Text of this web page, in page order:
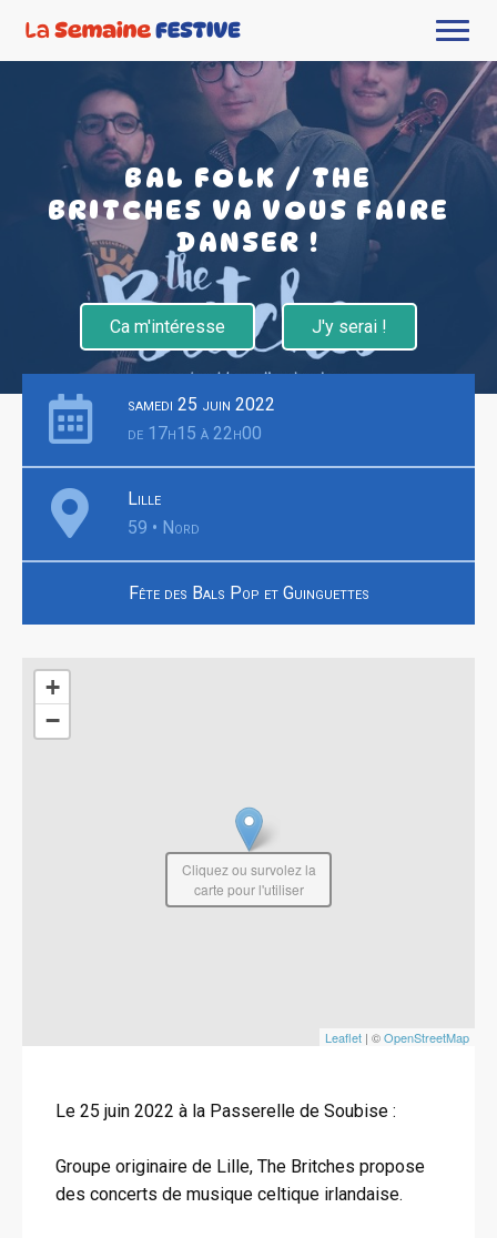
BAL FOLK / THE
BRITCHES VA VOUS FAIRE
DANSER !
Ca m'intéresse J'y serai !
samedi 25 juin 2022
de 17h15 à 22h00
Lille
59 • Nord
Fête des Bals Pop et Guinguettes
+
−
Leaflet | ©OpenStreetMap
Cliquez ou survolez la
carte pour l'utiliser
Le 25 juin 2022 à la Passerelle de Soubise :
Groupe originaire de Lille, The Britches propose
des concerts de musique celtique irlandaise.